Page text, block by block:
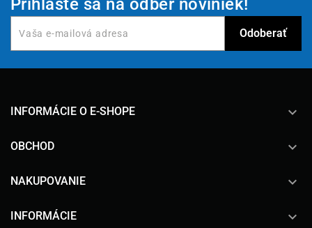
INFORMÁCIE O E-SHOPE keyboard_arrow_down
OBCHOD 
NAKUPOVANIE 
INFORMÁCIE 